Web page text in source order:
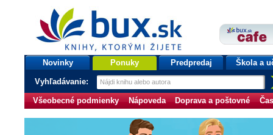
bux.sk
knihy, ktorými žijete
Úvodná stránka
Novinky Ponuky Predpredaj Škola a
Vyhľadávanie:
Všeobecné podmienky Nápoveda Doprava a poštovné